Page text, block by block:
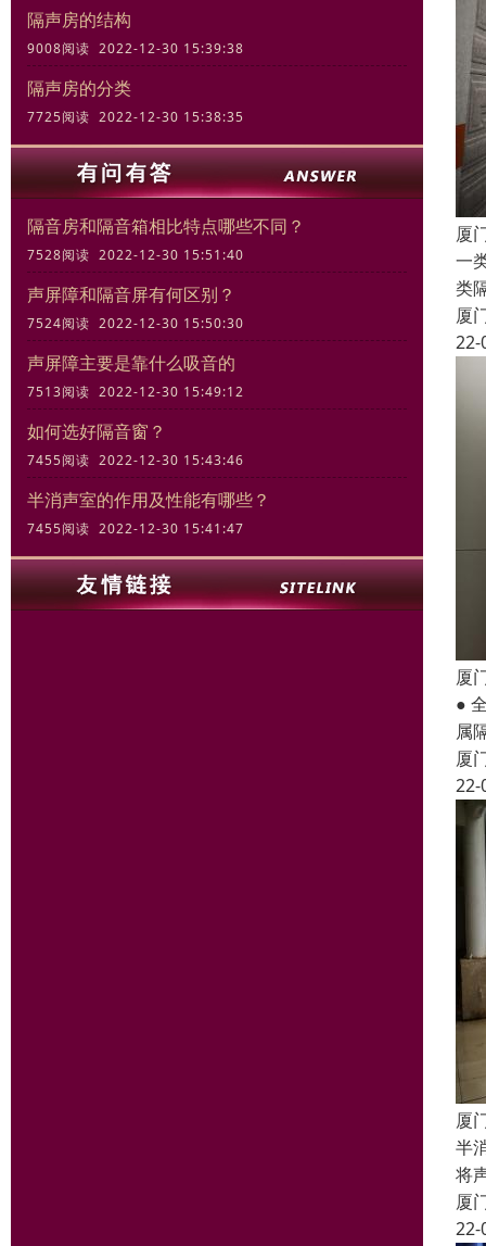
隔声房的结构
9008阅读 2022-12-30 15:39:38
隔声房的分类
7725阅读 2022-12-30 15:38:35
隔音房和隔音箱相比特点哪些不同？
7528阅读 2022-12-30 15:51:40
声屏障和隔音屏有何区别？
7524阅读 2022-12-30 15:50:30
声屏障主要是靠什么吸音的
7513阅读 2022-12-30 15:49:12
如何选好隔音窗？
7455阅读 2022-12-30 15:43:46
半消声室的作用及性能有哪些？
7455阅读 2022-12-30 15:41:47
厦
一
类
厦
22-
厦
●
属
厦
22-
厦
半
将
厦
22-